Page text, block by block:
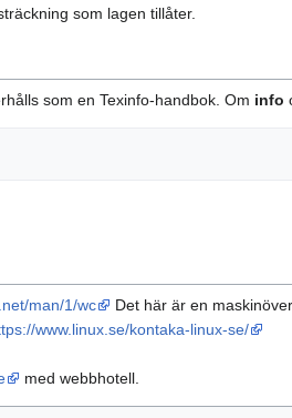
som lagen tillåter.
som en Texinfo-handbok. Om info
man/1/wc
Det här är en
www.linux.se/kontaka-linux-se/
med webbhotell.